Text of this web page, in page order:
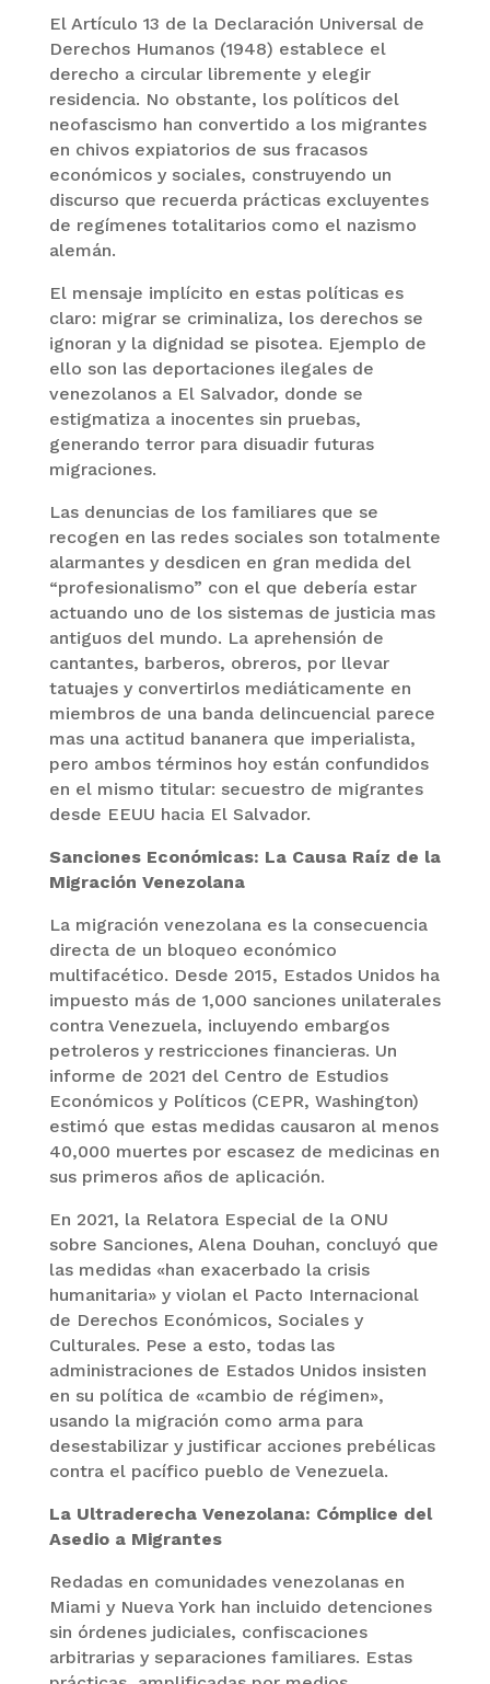
El Artículo 13 de la Declaración Universal de
Derechos Humanos (1948) establece el
derecho a circular libremente y elegir
residencia. No obstante, los políticos del
neofascismo han convertido a los migrantes
en chivos expiatorios de sus fracasos
económicos y sociales, construyendo un
discurso que recuerda prácticas excluyentes
de regímenes totalitarios como el nazismo
alemán.
El mensaje implícito en estas políticas es
claro: migrar se criminaliza, los derechos se
ignoran y la dignidad se pisotea. Ejemplo de
ello son las deportaciones ilegales de
venezolanos a El Salvador, donde se
estigmatiza a inocentes sin pruebas,
generando terror para disuadir futuras
migraciones.
Las denuncias de los familiares que se
recogen en las redes sociales son totalmente
alarmantes y desdicen en gran medida del
“profesionalismo” con el que debería estar
actuando uno de los sistemas de justicia mas
antiguos del mundo. La aprehensión de
cantantes, barberos, obreros, por llevar
tatuajes y convertirlos mediáticamente en
miembros de una banda delincuencial parece
mas una actitud bananera que imperialista,
pero ambos términos hoy están confundidos
en el mismo titular: secuestro de migrantes
desde EEUU hacia El Salvador.
Sanciones Económicas: La Causa Raíz de la
Migración Venezolana
La migración venezolana es la consecuencia
directa de un bloqueo económico
multifacético. Desde 2015, Estados Unidos ha
impuesto más de 1,000 sanciones unilaterales
contra Venezuela, incluyendo embargos
petroleros y restricciones financieras. Un
informe de 2021 del Centro de Estudios
Económicos y Políticos (CEPR, Washington)
estimó que estas medidas causaron al menos
40,000 muertes por escasez de medicinas en
sus primeros años de aplicación.
En 2021, la Relatora Especial de la ONU
sobre Sanciones, Alena Douhan, concluyó que
las medidas «han exacerbado la crisis
humanitaria» y violan el Pacto Internacional
de Derechos Económicos, Sociales y
Culturales. Pese a esto, todas las
administraciones de Estados Unidos insisten
en su política de «cambio de régimen»,
usando la migración como arma para
desestabilizar y justificar acciones prebélicas
contra el pacífico pueblo de Venezuela.
La Ultraderecha Venezolana: Cómplice del
Asedio a Migrantes
Redadas en comunidades venezolanas en
Miami y Nueva York han incluido detenciones
sin órdenes judiciales, confiscaciones
arbitrarias y separaciones familiares. Estas